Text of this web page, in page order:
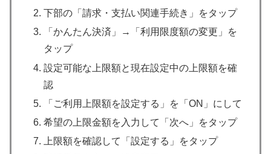
下部の「請求・支払い関連手続き」をタップ
「かんたん決済」→「利用限度額の変更」を
タップ
設定可能な上限額と現在設定中の上限額を確
認
「ご利用上限額を設定する」を「ON」にして
希望の上限金額を入力して「次へ」をタップ
上限額を確認して「設定する」をタップ